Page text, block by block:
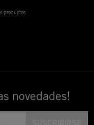
productos
novedades!